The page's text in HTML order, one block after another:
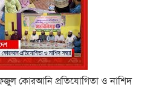
কোরআনি প্রতিযোগিতা ও নাশিদ